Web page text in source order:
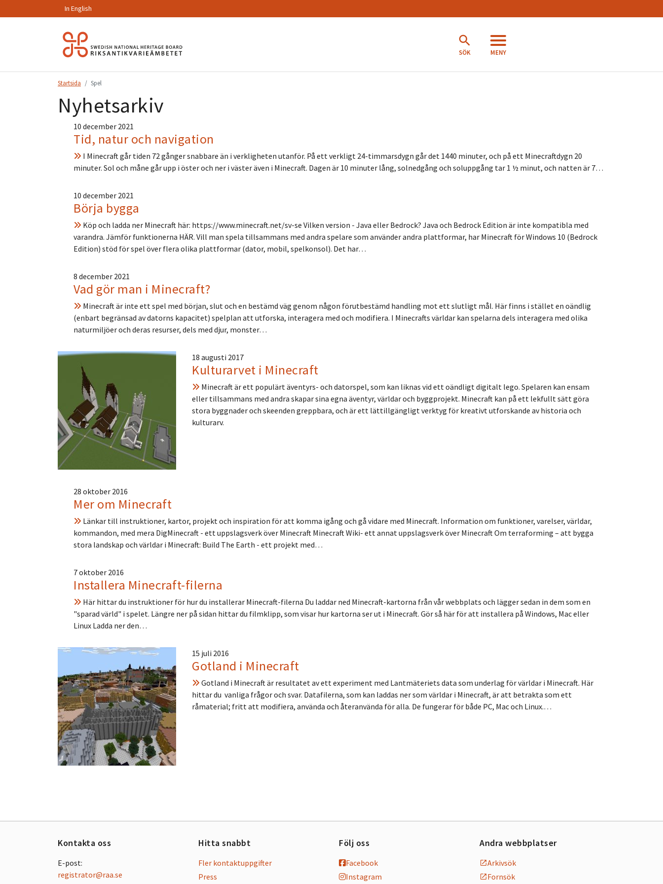
In English
SÖK MENY
Startsida Spel
Nyhetsarkiv
10 december 2021
Tid, natur och navigation
I Minecraft går tiden 72 gånger snabbare än i verkligheten utanför. På ett verkligt 24-timmarsdygn går det 1440 minuter, och på ett Minecraftdygn 20
minuter. Sol och måne går upp i öster och ner i väster även i Minecraft. Dagen är 10 minuter lång, solnedgång och soluppgång tar 1 ½ minut, och natten är 7…
10 december 2021
Börja bygga
Köp och ladda ner Minecraft här: https://www.minecraft.net/sv-se Vilken version - Java eller Bedrock? Java och Bedrock Edition är inte kompatibla med
varandra. Jämför funktionerna HÄR. Vill man spela tillsammans med andra spelare som använder andra plattformar, har Minecraft för Windows 10 (Bedrock
Edition) stöd för spel över flera olika plattformar (dator, mobil, spelkonsol). Det har…
8 december 2021
Vad gör man i Minecraft?
Minecraft är inte ett spel med början, slut och en bestämd väg genom någon förutbestämd handling mot ett slutligt mål. Här finns i stället en oändlig
(enbart begränsad av datorns kapacitet) spelplan att utforska, interagera med och modifiera. I Minecrafts världar kan spelarna dels interagera med olika
naturmiljöer och deras resurser, dels med djur, monster…
18 augusti 2017
Kulturarvet i Minecraft
Minecraft är ett populärt äventyrs- och datorspel, som kan liknas vid ett oändligt digitalt lego. Spelaren kan ensam
eller tillsammans med andra skapar sina egna äventyr, världar och byggprojekt. Minecraft kan på ett lekfullt sätt göra
stora byggnader och skeenden greppbara, och är ett lättillgängligt verktyg för kreativt utforskande av historia och
kulturarv.
28 oktober 2016
Mer om Minecraft
Länkar till instruktioner, kartor, projekt och inspiration för att komma igång och gå vidare med Minecraft. Information om funktioner, varelser, världar,
kommandon, med mera DigMinecraft - ett uppslagsverk över Minecraft Minecraft Wiki- ett annat uppslagsverk över Minecraft Om terraforming – att bygga
stora landskap och världar i Minecraft: Build The Earth - ett projekt med…
7 oktober 2016
Installera Minecraft-filerna
Här hittar du instruktioner för hur du installerar Minecraft-filerna Du laddar ned Minecraft-kartorna från vår webbplats och lägger sedan in dem som en
"sparad värld" i spelet. Längre ner på sidan hittar du filmklipp, som visar hur kartorna ser ut i Minecraft. Gör så här för att installera på Windows, Mac eller
Linux Ladda ner den…
15 juli 2016
Gotland i Minecraft
Gotland i Minecraft är resultatet av ett experiment med Lantmäteriets data som underlag för världar i Minecraft. Här
hittar du vanliga frågor och svar. Datafilerna, som kan laddas ner som världar i Minecraft, är att betrakta som ett
råmaterial; fritt att modifiera, använda och återanvända för alla. De fungerar för både PC, Mac och Linux.…
Kontakta oss
E-post:
registrator@raa.se
Hitta snabbt
Fler kontaktuppgifter
Press
Följ oss
Facebook
Instagram
Andra webbplatser
Arkivsök
Fornsök